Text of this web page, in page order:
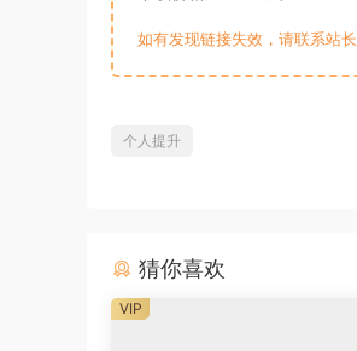
如有发现链接失效，请联系站长
个人提升
猜你喜欢
VIP